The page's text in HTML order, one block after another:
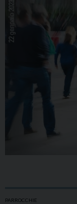
PARROCCHIE